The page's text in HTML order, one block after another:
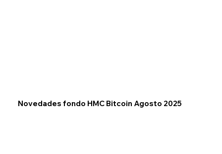
Novedades fondo HMC Bitcoin Agosto 2025